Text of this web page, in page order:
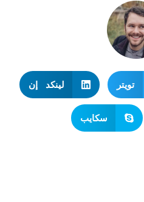
تويتر لينكد إن
سكايب